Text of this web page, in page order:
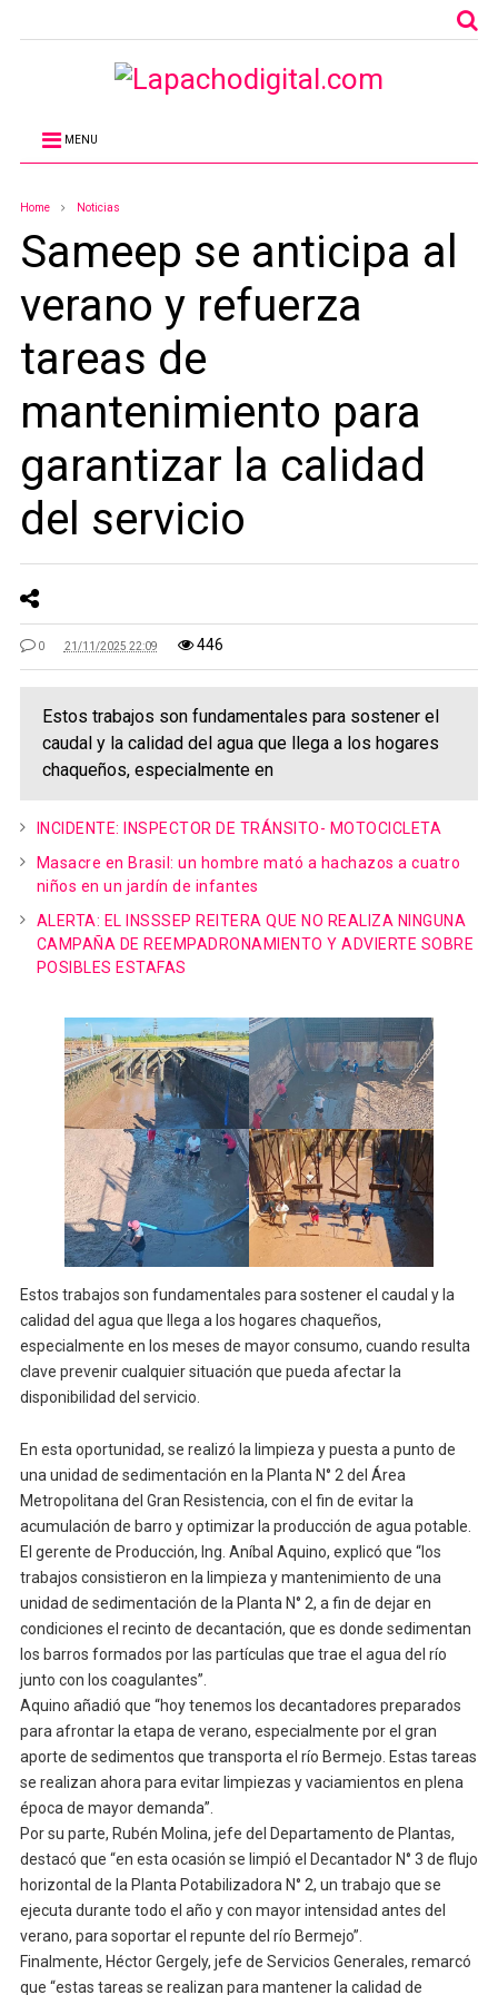
MENU
Home Noticias
Sameep se anticipa al
verano y refuerza
tareas de
mantenimiento para
garantizar la calidad
del servicio
0 21/11/2025 22:09 446
Estos trabajos son fundamentales para sostener el
caudal y la calidad del agua que llega a los hogares
chaqueños, especialmente en
INCIDENTE: INSPECTOR DE TRÁNSITO- MOTOCICLETA
Masacre en Brasil: un hombre mató a hachazos a cuatro
niños en un jardín de infantes
ALERTA: EL INSSSEP REITERA QUE NO REALIZA NINGUNA
CAMPAÑA DE REEMPADRONAMIENTO Y ADVIERTE SOBRE
POSIBLES ESTAFAS
Estos trabajos son fundamentales para sostener el caudal y la
calidad del agua que llega a los hogares chaqueños,
especialmente en los meses de mayor consumo, cuando resulta
clave prevenir cualquier situación que pueda afectar la
disponibilidad del servicio.
En esta oportunidad, se realizó la limpieza y puesta a punto de
una unidad de sedimentación en la Planta N° 2 del Área
Metropolitana del Gran Resistencia, con el fin de evitar la
acumulación de barro y optimizar la producción de agua potable.
El gerente de Producción, Ing. Aníbal Aquino, explicó que “los
trabajos consistieron en la limpieza y mantenimiento de una
unidad de sedimentación de la Planta N° 2, a fin de dejar en
condiciones el recinto de decantación, que es donde sedimentan
los barros formados por las partículas que trae el agua del río
junto con los coagulantes”.
Aquino añadió que “hoy tenemos los decantadores preparados
para afrontar la etapa de verano, especialmente por el gran
aporte de sedimentos que transporta el río Bermejo. Estas tareas
se realizan ahora para evitar limpiezas y vaciamientos en plena
época de mayor demanda”.
Por su parte, Rubén Molina, jefe del Departamento de Plantas,
destacó que “en esta ocasión se limpió el Decantador N° 3 de flujo
horizontal de la Planta Potabilizadora N° 2, un trabajo que se
ejecuta durante todo el año y con mayor intensidad antes del
verano, para soportar el repunte del río Bermejo”.
Finalmente, Héctor Gergely, jefe de Servicios Generales, remarcó
que “estas tareas se realizan para mantener la calidad de